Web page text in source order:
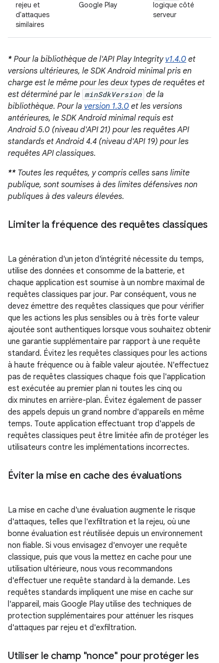
rejeu et
d'attaques
similaires
Google Play
logique côté
serveur
* Pour la bibliothèque de l'API Play Integrity v1.4.0 et
versions ultérieures, le SDK Android minimal pris en
charge est le même pour les deux types de requêtes et
est déterminé par le minSdkVersion de la
bibliothèque. Pour la version 1.3.0 et les versions
antérieures, le SDK Android minimal requis est
Android 5.0 (niveau d'API 21) pour les requêtes API
standards et Android 4.4 (niveau d'API 19) pour les
requêtes API classiques.
** Toutes les requêtes, y compris celles sans limite
publique, sont soumises à des limites défensives non
publiques à des valeurs élevées.
Limiter la fréquence des requêtes classiques
La génération d'un jeton d'intégrité nécessite du temps,
utilise des données et consomme de la batterie, et
chaque application est soumise à un nombre maximal de
requêtes classiques par jour. Par conséquent, vous ne
devez émettre des requêtes classiques que pour vérifier
que les actions les plus sensibles ou à très forte valeur
ajoutée sont authentiques lorsque vous souhaitez obtenir
une garantie supplémentaire par rapport à une requête
standard. Évitez les requêtes classiques pour les actions
à haute fréquence ou à faible valeur ajoutée. N'effectuez
pas de requêtes classiques chaque fois que l'application
est exécutée au premier plan ni toutes les cinq ou
dix minutes en arrière-plan. Évitez également de passer
des appels depuis un grand nombre d'appareils en même
temps. Toute application effectuant trop d'appels de
requêtes classiques peut être limitée afin de protéger les
utilisateurs contre les implémentations incorrectes.
Éviter la mise en cache des évaluations
La mise en cache d'une évaluation augmente le risque
d'attaques, telles que l'exfiltration et la rejeu, où une
bonne évaluation est réutilisée depuis un environnement
non fiable. Si vous envisagez d'envoyer une requête
classique, puis que vous la mettez en cache pour une
utilisation ultérieure, nous vous recommandons
d'effectuer une requête standard à la demande. Les
requêtes standards impliquent une mise en cache sur
l'appareil, mais Google Play utilise des techniques de
protection supplémentaires pour atténuer les risques
d'attaques par rejeu et d'exfiltration.
Utiliser le champ "nonce" pour protéger les